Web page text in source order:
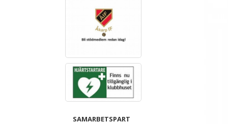
SAMARBETSPART